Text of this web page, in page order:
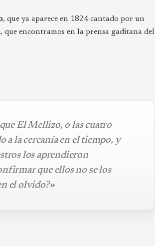
, que ya aparece en 1824 cantado por un
, que encontramos en la prensa gaditana del
El Mellizo, o las cuatro
a la cercanía en el tiempo, y
los aprendieron
que ellos no se los
el olvido?»